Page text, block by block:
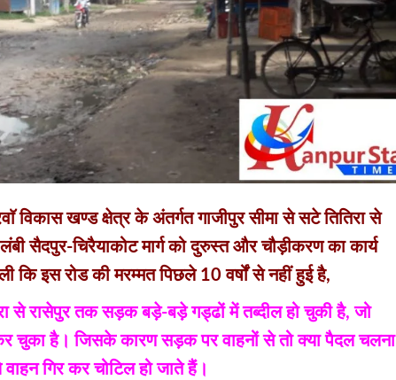
विकास खण्ड क्षेत्र के अंतर्गत गाजीपुर सीमा से सटे तितिरा से
सैदपुर-चिरैयाकोट मार्ग को दुरुस्त और चौड़ीकरण का कार्य
कि इस रोड की मरम्मत पिछले 10 वर्षों से नहीं हुई है,
से रासेपुर तक सड़क बड़े-बड़े गड्ढों में तब्दील हो चुकी है, जो
चुका है। जिसके कारण सड़क पर वाहनों से तो क्या पैदल चलना
गिर कर चोटिल हो जाते हैं।